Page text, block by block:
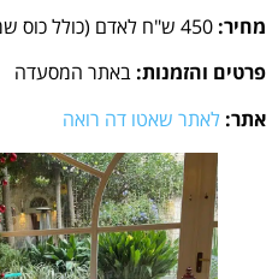
מחיר:
פרטים והזמנות: באתר המסעדה
אתר: לאתר שאטו דה רואה